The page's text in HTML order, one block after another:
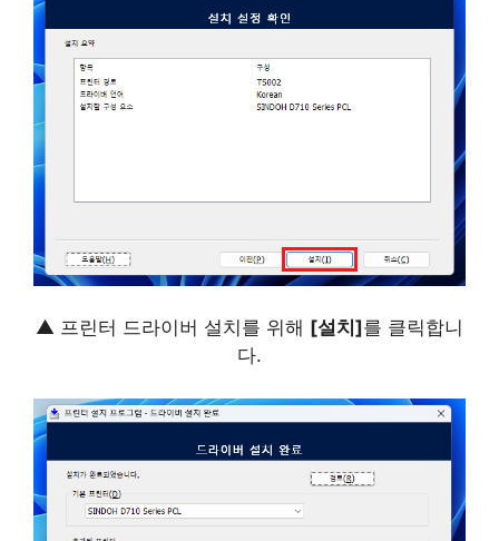
▲ 프린터 드라이버 설치를 위해 [설치]를 클릭합니
다.